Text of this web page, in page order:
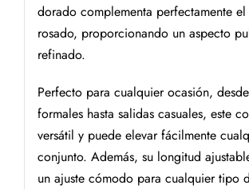
dorado complementa perfectamente
rosado, proporcionando un aspecto
refinado.
Perfecto para cualquier ocasión,
formales hasta salidas casuales, este
versátil y puede elevar fácilmente
conjunto. Además, su longitud
un ajuste cómodo para cualquier tipo